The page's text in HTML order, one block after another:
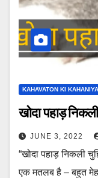
KAHAVATON KI
खोदा पहाड़
JUNE 3, 2022
“खोदा पहाड़ निकली
एक मतलब है – बहुत